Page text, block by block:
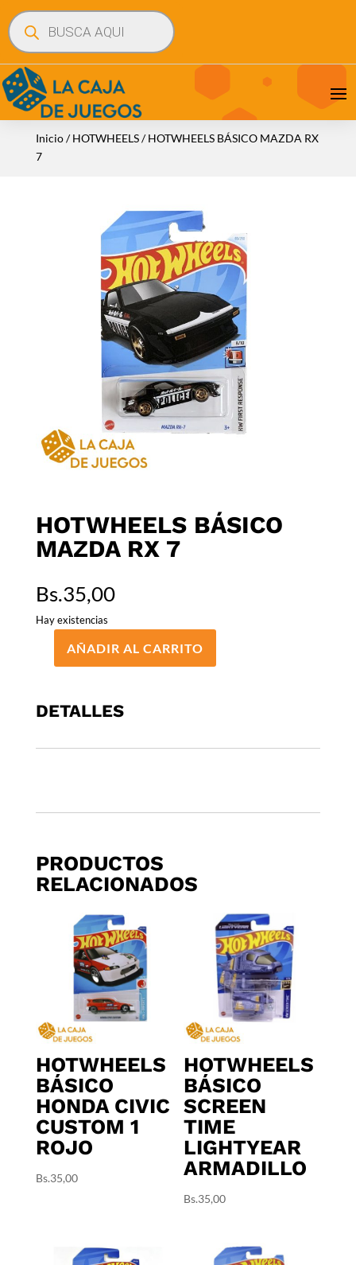
Búsqueda
de
productos
Inicio/HOTWHEELS/ HOTWHEELS BÁSICO MAZDA RX
7
HOTWHEELS BÁSICO
MAZDA RX 7
Bs.35,00
Hay existencias
HOTWHEELS
RX
cantidad
AÑADIR AL CARRITO
DETALLES
PRODUCTOS
RELACIONADOS
HOTWHEELS
BÁSICO
HONDA CIVIC
CUSTOM 1
ROJO
Bs.35,00
HOTWHEELS
BÁSICO
SCREEN
TIME
LIGHTYEAR
ARMADILLO
Bs.35,00